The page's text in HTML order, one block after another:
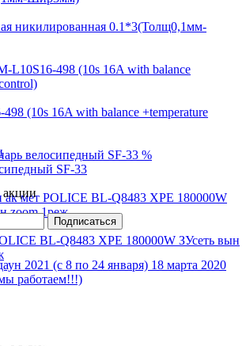
никилированная 0.1*3(Толщ0,1мм-
(10s 16A with balance +temperature
%
SF-33
BL-Q8483 XPE 180000W ЗУсеть вын
акции
Подписаться
2021 (с 8 по 24 января) 18 марта 2020
работаем!!!)